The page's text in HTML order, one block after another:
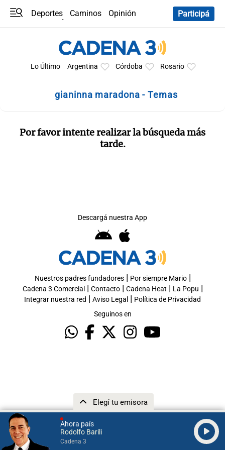
Ahora país
Rodolfo Barili
Cadena 3
Elegí tu emisora
Deportes Caminos
Opinión
Participá
Lo Último Argentina Córdoba Rosario
gianinna maradona - Temas
Por favor intente realizar la búsqueda más
tarde.
Descargá nuestra App
Nuestros padres fundadores| Por siempre Mario|
Cadena 3 Comercial | Contacto| Cadena Heat | La Popu |
Integrar nuestra red | Aviso Legal | Política de Privacidad
Seguinos en